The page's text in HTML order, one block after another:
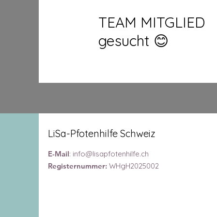
TEAM MITGLIED
gesucht 😊
LiSa-Pfotenhilfe Schweiz
E-Mail: info@lisapfotenhilfe.ch
Registernummer: WHgH2025002